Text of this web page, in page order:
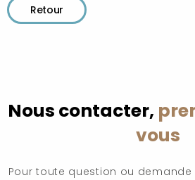
Retour
Nous contacter,
vous
Pour toute question ou demande